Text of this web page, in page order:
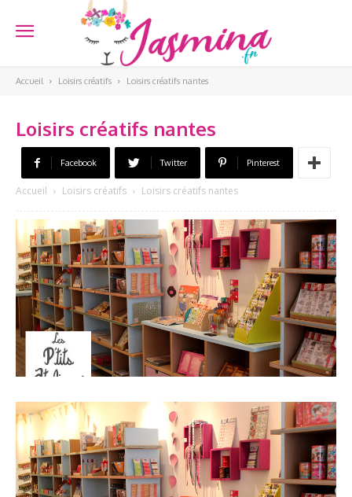
Accueil Loisirs créatifs Loisirs créatifs nantes
Loisirs créatifs nantes
Facebook Twitter Pinterest
Accueil Loisirs créatifs Loisirs créatifs nantes